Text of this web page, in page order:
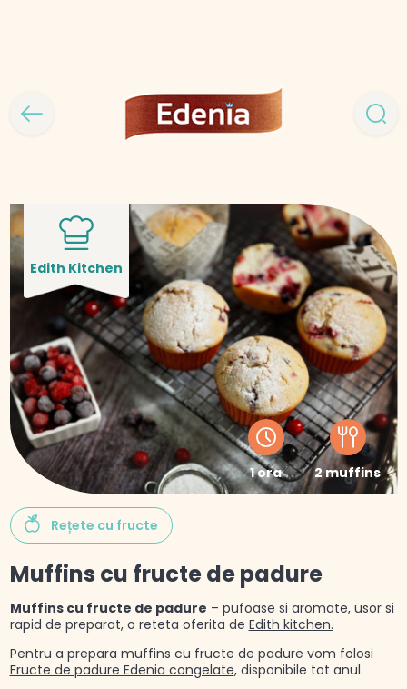
Edith Kitchen
1 ora 2 muffins
Rețete cu fructe
Muffins cu fructe de padure
Muffins cu fructe de padure – pufoase si aromate, usor si
rapid de preparat, o reteta oferita de Edith kitchen.
Pentru a prepara muffins cu fructe de padure vom folosi
Fructe de padure Edenia congelate, disponibile tot anul.